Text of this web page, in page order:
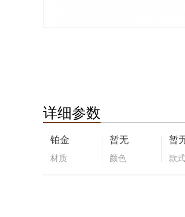
详细参数
铂金
材质
暂无
颜色
暂
款式